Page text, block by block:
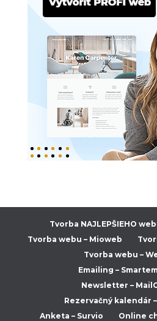
Tvorba NAJLEPŠIEHO
Tvorba webu – Mioweb
Tvorba webu –
Emailing –
Newsletter –
Rezervačný kalendár
Anketa – Survio
Online